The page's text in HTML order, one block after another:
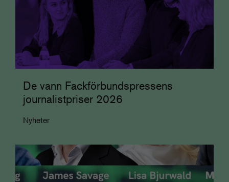
De vann Fackförbundspressens
journalistpriser 2026
Nyheter